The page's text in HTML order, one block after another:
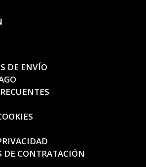
DE ENVÍO
DE CONTRATACIÓN